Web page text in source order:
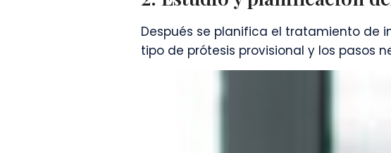
Después se planifica el tratamiento de
tipo de prótesis provisional y los pasos